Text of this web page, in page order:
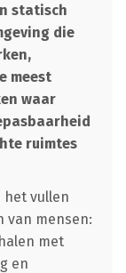
statisch
die
meest
waar
ruimtes
het vullen
van mensen:
met
en